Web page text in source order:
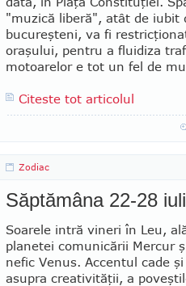
"muzică liberă", atât de iubit
bucureşteni, va fi
oraşului, pentru a fluidiza
motoarelor e tot un fel de
Citeste tot articolul
Zodiac
Săptămâna 22-28
Soarele intră vineri în Leu,
planetei comunicării Mercur
nefic Venus. Accentul cade
asu­pra creativităţii, a